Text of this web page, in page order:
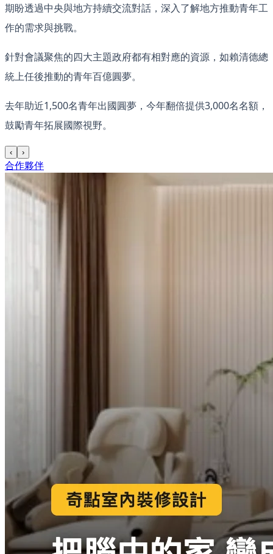
期盼透過中央與地方持續交流對話，深入了解地方推動青年工
作的需求與挑戰。
針對會議聚焦的四大主題政府都有相對應的資源，如賴清德總
統上任後推動的青年百億圓夢。
去年助近1,500名青年出國圓夢，今年翻倍提供3,000名名額，
鼓勵青年拓展國際視野。
‹ ›
合作夥伴